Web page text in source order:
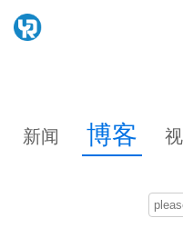
新闻 博客